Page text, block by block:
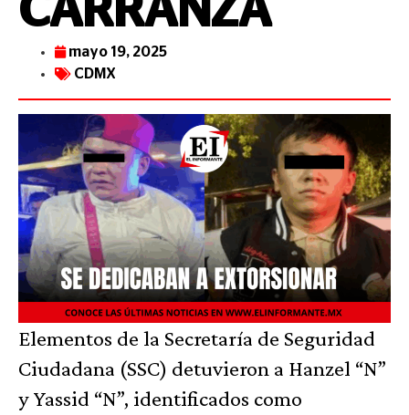
CARRANZA
mayo 19, 2025
CDMX
Elementos de la Secretaría de Seguridad
Ciudadana (SSC) detuvieron a Hanzel “N”
y Yassid “N”, identificados como